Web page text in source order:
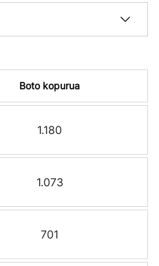
Boto kopurua
1.180
1.073
701